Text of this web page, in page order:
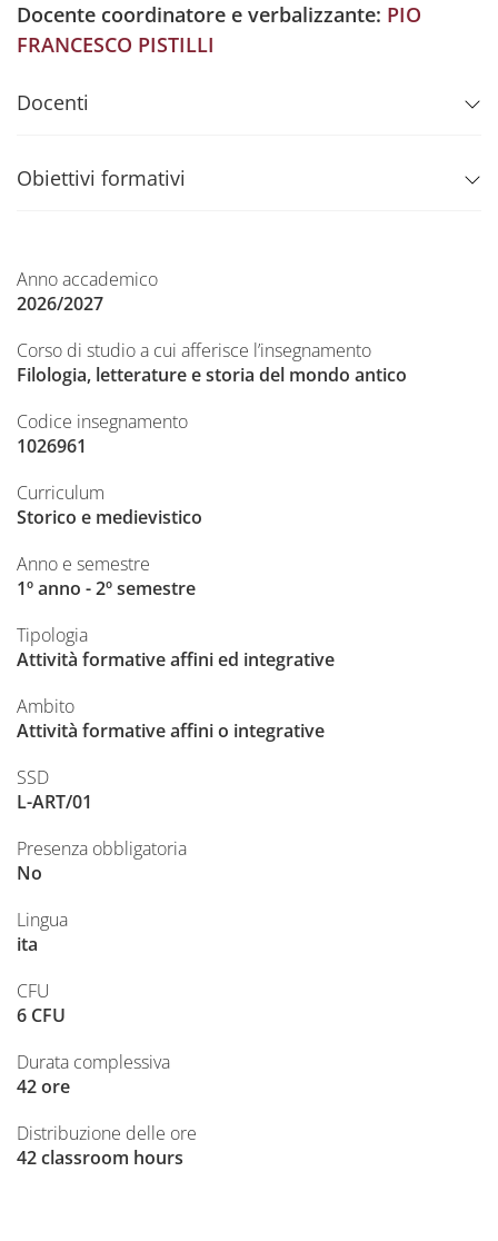
Docente coordinatore e verbalizzante: PIO
FRANCESCO PISTILLI
Docenti
Obiettivi formativi
Anno accademico
2026/2027
Corso di studio a cui afferisce l’insegnamento
Filologia, letterature e storia del mondo antico
Codice insegnamento
1026961
Curriculum
Storico e medievistico
Anno e semestre
1º anno - 2º semestre
Tipologia
Attività formative affini ed integrative
Ambito
Attività formative affini o integrative
SSD
L-ART/01
Presenza obbligatoria
No
Lingua
ita
CFU
6 CFU
Durata complessiva
42 ore
Distribuzione delle ore
42 classroom hours